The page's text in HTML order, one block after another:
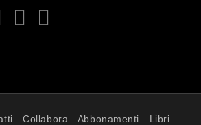
Collabora Abbonamenti Libri